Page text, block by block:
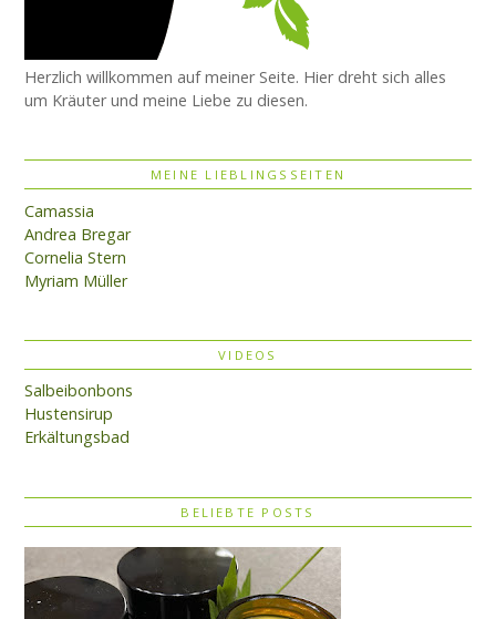
Herzlich willkommen auf meiner Seite. Hier dreht sich alles
um Kräuter und meine Liebe zu diesen.
MEINE LIEBLINGSSEITEN
Camassia
Andrea Bregar
Cornelia Stern
Myriam Müller
VIDEOS
Salbeibonbons
Hustensirup
Erkältungsbad
BELIEBTE POSTS